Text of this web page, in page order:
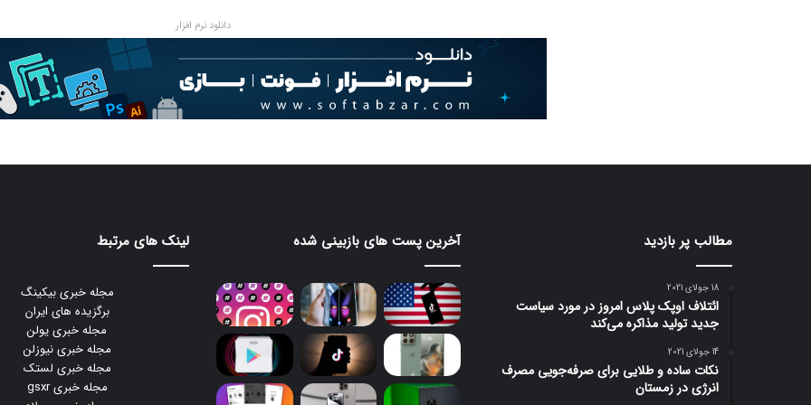
دانلود نرم افزار
مطالب پر بازدید
18 جولای 2021
ائتلاف اوپک پلاس امروز در مورد سیاست
جدید تولید مذاکره می‌کند
14 جولای 2021
نکات ساده و طلایی برای صرفه‌جویی مصرف
انرژی در زمستان
آخرین پست های بازبینی شده لینک های مرتبط
مجله خبری بیکینگ
برگزیده های ایران
مجله خبری یولن
مجله خبری نیوزلن
مجله خبری لستک
مجله خبری gsxr